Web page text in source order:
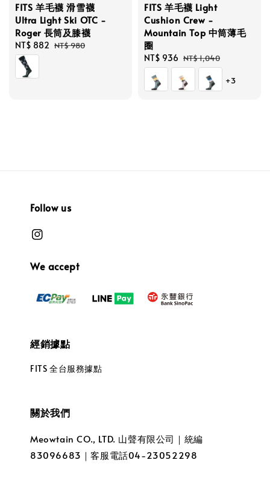
FITS 羊毛襪 滑雪襪
Ultra Light Ski OTC -
Roger 長筒及膝襪
Sale
price
NT$ 882 Regular
NT$ 980
FITS 羊毛襪 Light
Cushion Crew -
Mountain Top 中筒薄毛
圈
Sale
price
NT$ 936 Regular
price
NT$ 1,040
+3
Follow us
We accept
經銷據點
FITS 全台服務據點
關於我們
Meowtain CO., LTD. 山聲有限公司｜統編
83096683｜客服電話04-23052298